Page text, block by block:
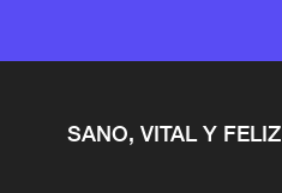
SANO, VITAL Y FELIZ